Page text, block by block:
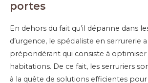
portes
En dehors du fait qu’il dépanne dans
d’urgence, le spécialiste en serrurerie
prépondérant qui consiste à optimiser
habitations. De ce fait, les serruriers
à la quête de solutions efficientes